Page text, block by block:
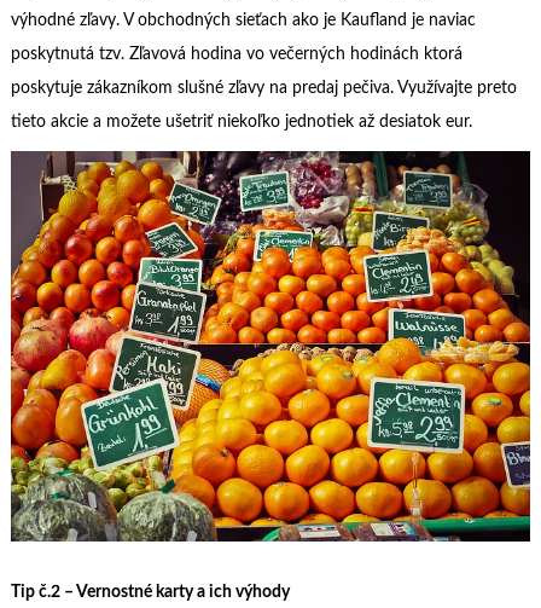
výhodné zľavy. V obchodných sieťach ako je Kaufland je naviac
poskytnutá tzv. Zľavová hodina vo večerných hodinách ktorá
poskytuje zákazníkom slušné zľavy na predaj pečiva. Využívajte preto
tieto akcie a možete ušetriť niekoľko jednotiek až desiatok eur.
Tip č.2 – Vernostné karty a ich výhody